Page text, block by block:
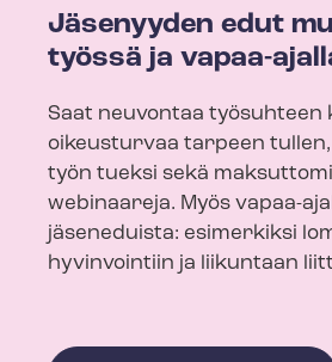
Jäsenyyden edut
työssä ja vapaa-
Saat neuvontaa työsuhteen
oikeusturvaa tarpeen
työn tueksi sekä
webinaareja. Myös vapaa-
jäseneduista: esimerkiksi
hyvinvointiin ja liikuntaan